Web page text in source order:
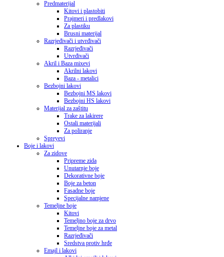
Predmaterijal
Kitovi i plastobiti
Prajmeri i predlakovi
Za plastiku
Brusni materijal
Razrjeđivači i utvrđivači
Razrjeđivači
Utvrđivači
Akril i Baza mixevi
Akrilni lakovi
Baza - metalici
Bezbojni lakovi
Bezbojni MS lakovi
Bezbojni HS lakovi
Materijal za zaštitu
Trake za lakirere
Ostali materijali
Za poliranje
Spreyevi
Boje i lakovi
Za zidove
Pripreme zida
Unutarnje boje
Dekorativne boje
Boje za beton
Fasadne boje
Specijalne namjene
Temeljne boje
Kitovi
Temeljno boje za drvo
Temeljne boje za metal
Razrjeđivači
Sredstva protiv hrđe
Emajl i lakovi